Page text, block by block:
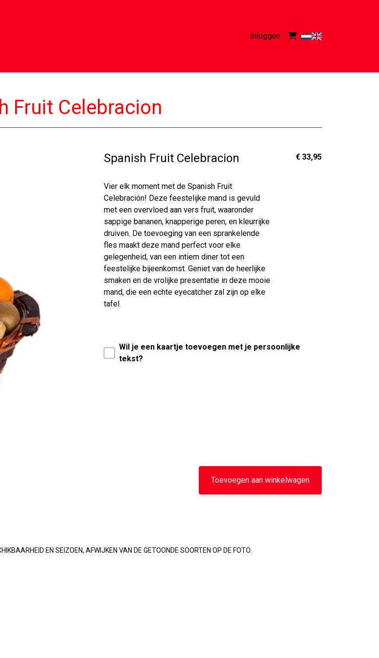
Inloggen
Fruit Celebracion
Spanish Fruit Celebracion
Vier elk moment met de Spanish Fruit
Celebración! Deze feestelijke mand is gevuld
met een overvloed aan vers fruit, waaronder
sappige bananen, knapperige peren, en kleurrijke
druiven. De toevoeging van een sprankelende
fles maakt deze mand perfect voor elke
gelegenheid, van een intiem diner tot een
feestelijke bijeenkomst. Geniet van de heerlijke
smaken en de vrolijke presentatie in deze mooie
mand, die een echte eyecatcher zal zijn op elke
tafel.
€ 33,95
Wil je een kaartje toevoegen met je persoonlijke
tekst?
Toevoegen aan winkelwagen
EN SEIZOEN, AFWIJKEN VAN DE GETOONDE SOORTEN OP DE FOTO.